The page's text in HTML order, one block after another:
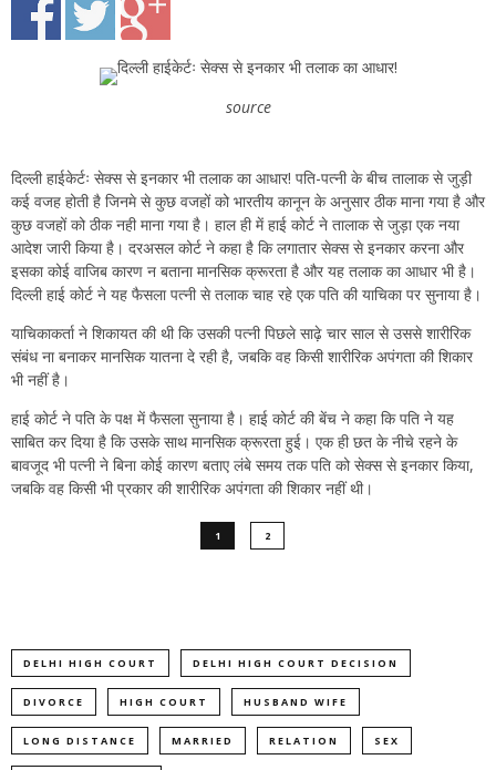
source
दिल्ली हाईकेर्टः सेक्स से इनकार भी तलाक का आधार! पति-पत्नी के बीच तालाक से जुड़ी
कई वजह होती है जिनमे से कुछ वजहों को भारतीय कानून के अनुसार ठीक माना गया है और
कुछ वजहों को ठीक नही माना गया है। हाल ही में हाई कोर्ट ने तालाक से जुड़ा एक नया
आदेश जारी किया है। दरअसल कोर्ट ने कहा है कि लगातार सेक्स से इनकार करना और
इसका कोई वाजिब कारण न बताना मानसिक क्रूरता है और यह तलाक का आधार भी है।
दिल्ली हाई कोर्ट ने यह फैसला पत्नी से तलाक चाह रहे एक पति की याचिका पर सुनाया है।
याचिकाकर्ता ने शिकायत की थी कि उसकी पत्नी पिछले साढ़े चार साल से उससे शारीरिक
संबंध ना बनाकर मानसिक यातना दे रही है, जबकि वह किसी शारीरिक अपंगता की शिकार
भी नहीं है।
हाई कोर्ट ने पति के पक्ष में फैसला सुनाया है। हाई कोर्ट की बेंच ने कहा कि पति ने यह
साबित कर दिया है कि उसके साथ मानसिक क्रूरता हुई। एक ही छत के नीचे रहने के
बावजूद भी पत्नी ने बिना कोई कारण बताए लंबे समय तक पति को सेक्स से इनकार किया,
जबकि वह किसी भी प्रकार की शारीरिक अपंगता की शिकार नहीं थी।
1 2
DELHI HIGH COURT DELHI HIGH COURT DECISION
DIVORCE HIGH COURT HUSBAND WIFE
LONG DISTANCE MARRIED RELATION SEX